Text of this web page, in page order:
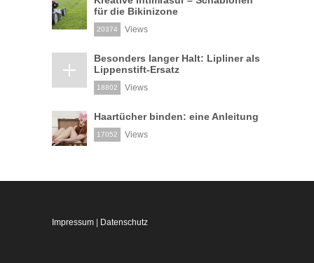
für die Bikinizone
20374 Views
Besonders langer Halt: Lipliner als
Lippenstift-Ersatz
18802 Views
Haartücher binden: eine Anleitung
17052 Views
Impressum | Datenschutz